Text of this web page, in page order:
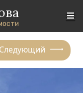
Следующий